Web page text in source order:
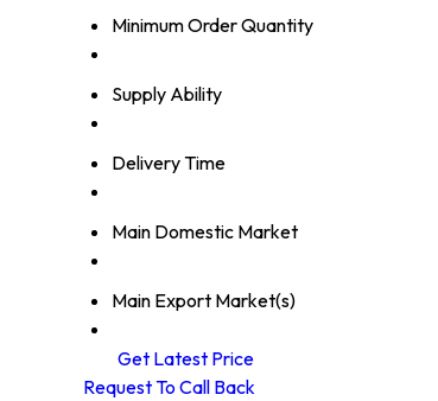
Minimum Order Quantity
Supply Ability
Delivery Time
Main Domestic Market
Main Export Market(s)
Get Latest Price
Request To Call Back